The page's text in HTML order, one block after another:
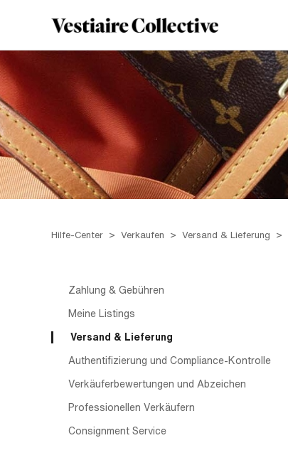
Hilfe-Center Verkaufen Versand & Lieferung
Zahlung & Gebühren
Meine Listings
Versand & Lieferung
Authentifizierung und Compliance-Kontrolle
Verkäuferbewertungen und Abzeichen
Professionellen Verkäufern
Consignment Service